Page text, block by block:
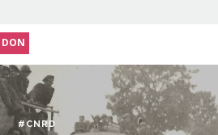
DON
#CNRD